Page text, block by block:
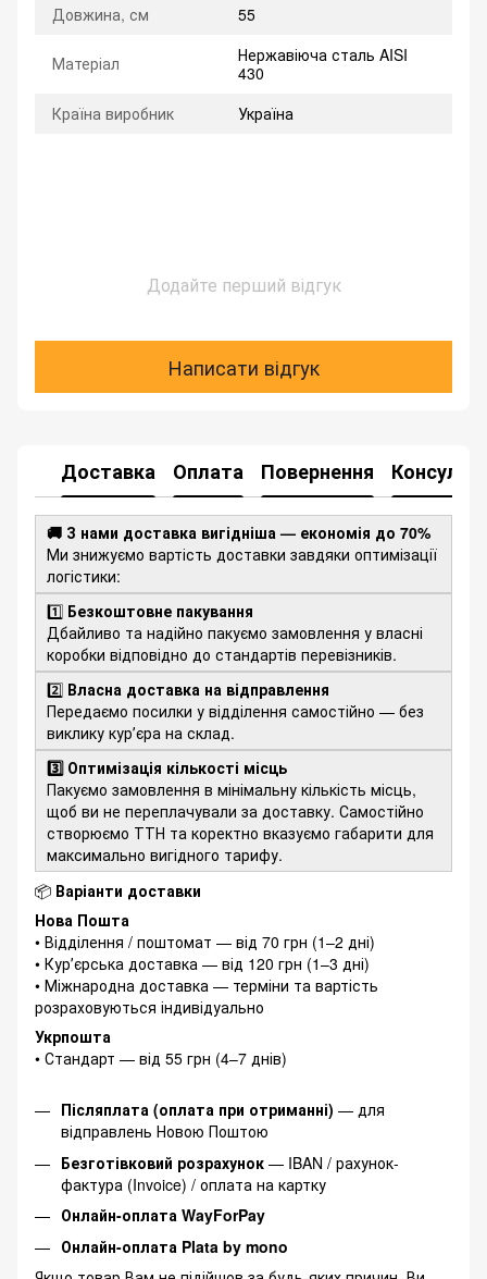
Довжина, см
55
Матеріал
Нержавіюча сталь AISI
430
Країна виробник
Україна
Додайте перший відгук
Написати відгук
Доставка Оплата Повернення
🚚 З нами доставка вигідніша — економія до 70%
Ми знижуємо вартість доставки завдяки оптимізації
логістики:
1️⃣ Безкоштовне пакування
Дбайливо та надійно пакуємо замовлення у власні
коробки відповідно до стандартів перевізників.
2️⃣ Власна доставка на відправлення
Передаємо посилки у відділення самостійно — без
виклику курʼєра на склад.
3️⃣ Оптимізація кількості місць
Пакуємо замовлення в мінімальну кількість місць,
щоб ви не переплачували за доставку. Самостійно
створюємо ТТН та коректно вказуємо габарити для
максимально вигідного тарифу.
📦 Варіанти доставки
Нова Пошта
• Відділення / поштомат — від 70 грн (1–2 дні)
• Курʼєрська доставка — від 120 грн (1–3 дні)
• Міжнародна доставка — терміни та вартість
розраховуються індивідуально
Укрпошта
• Стандарт — від 55 грн (4–7 днів)
Післяплата (оплата при отриманні) — для
відправлень Новою Поштою
Безготівковий розрахунок — IBAN / рахунок-
фактура (Invoice) / оплата на картку
Онлайн-оплата WayForPay
Онлайн-оплата Plata by mono